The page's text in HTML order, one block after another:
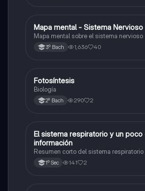
Biología
Mapa mental - Sistema Nervioso
Mapa mental sobre el sistema nervioso
3º Bach 1,636 40
Biología
Fotosíntesis
Biología
2º Bach 290 2
Biología
El sistema respiratorio y un poco de
información
Resumen corto del sistema respiratorio
1º Sec 141 2